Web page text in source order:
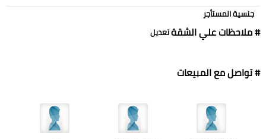
جنسية المستأجر
# ملاحظات علي الشقةتعديل
# تواصل مع المبيعات